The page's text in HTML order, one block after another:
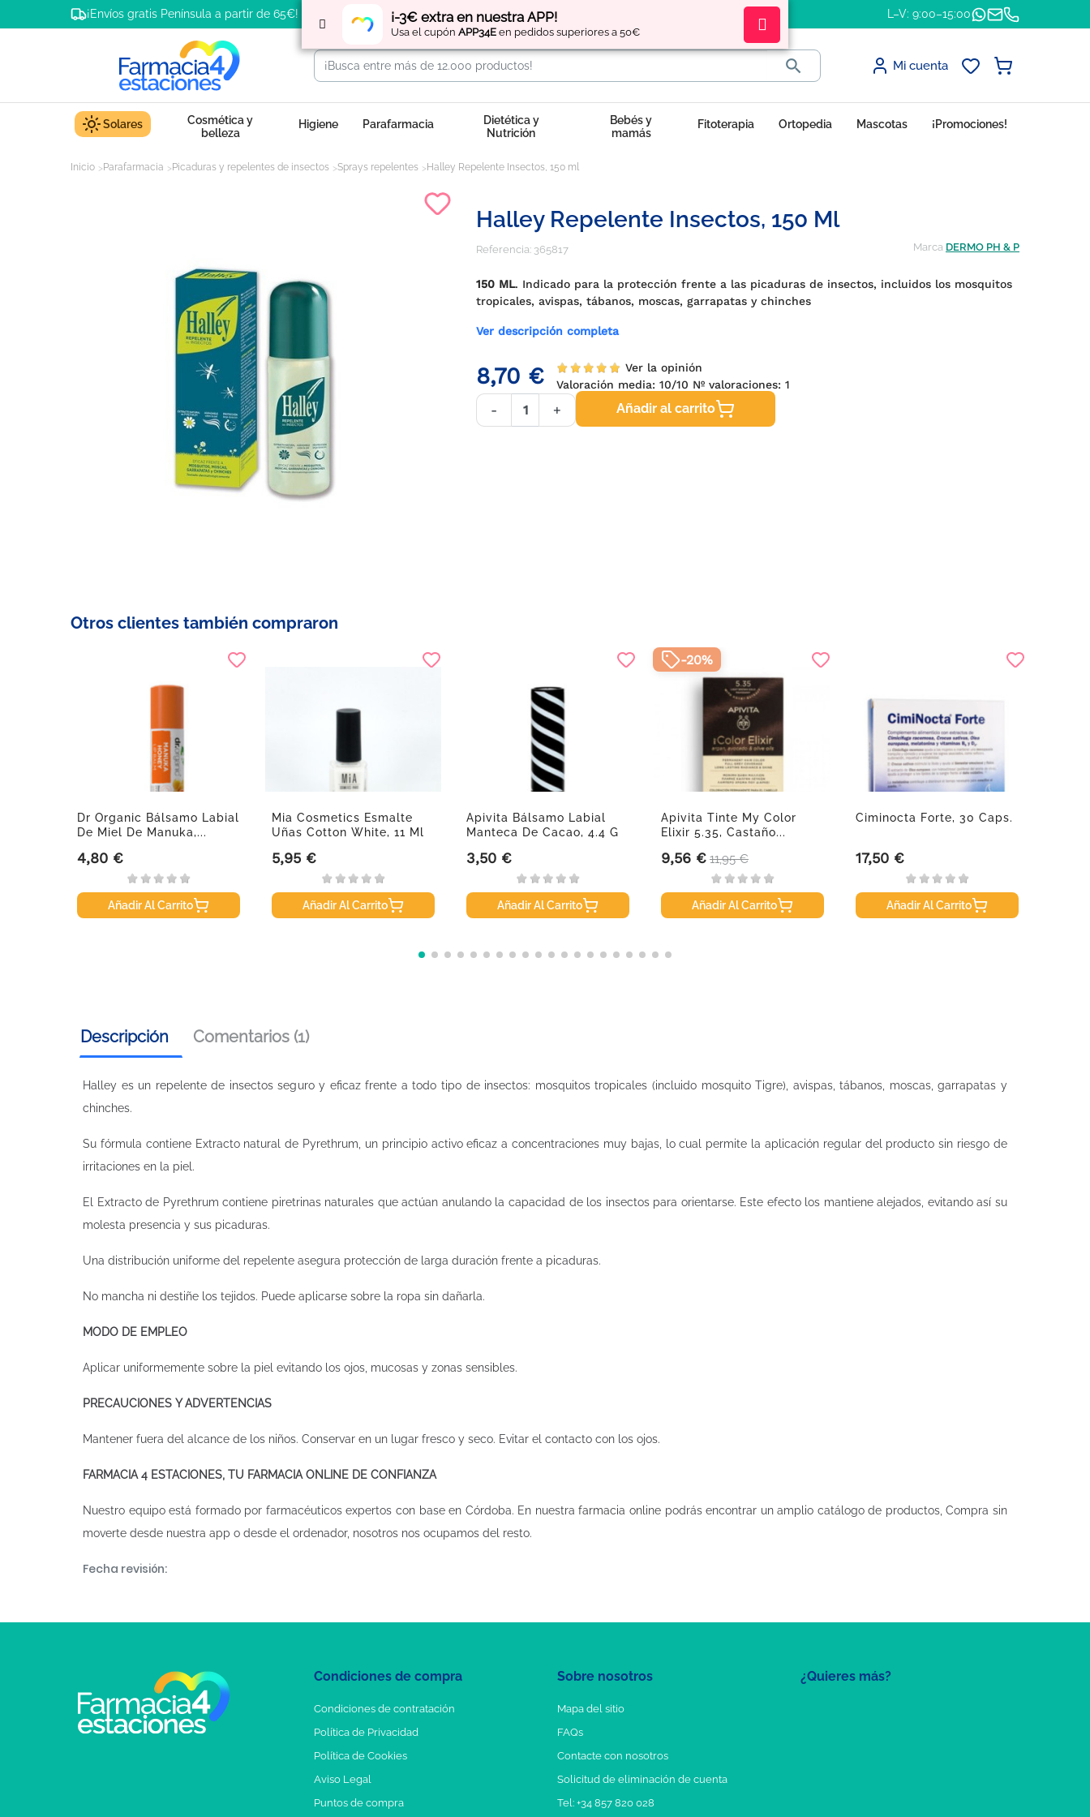
¡-3€ extra en nuestra APP!
Usa el cupón APP34E en pedidos superiores a 50€
¡Envíos gratis Península a partir de 65€! Regístratey obtén L–V: 9:00–15:00
 Mi cuenta
Solares
Cosmética y
belleza
Higiene Parafarmacia
Dietética y
Nutrición
Bebés y
mamás
Fitoterapia Ortopedia Mascotas ¡Promociones!
Inicio Parafarmacia Picaduras y repelentes de insectos Sprays repelentes Halley Repelente Insectos, 150 ml
Halley Repelente Insectos, 150 Ml
Referencia: 365817 Marca DERMO PH & P
150 ML. Indicado para la protección frente a las picaduras de insectos, incluidos los mosquitos
tropicales, avispas, tábanos, moscas, garrapatas y chinches
Ver descripción completa
8,70 €
Ver la opinión
Valoración media:10/10 Nº valoraciones:1
- + Añadir al carrito
Otros clientes también compraron
Dr Organic Bálsamo Labial
De Miel De Manuka,...
Precio
4,80 €
Añadir Al Carrito
Mia Cosmetics Esmalte
Uñas Cotton White, 11 Ml
Precio
5,95 €
Añadir Al Carrito
Apivita Bálsamo Labial
Manteca De Cacao, 4.4 G
Precio
3,50 €
Añadir Al Carrito
Apivita Tinte My Color
Elixir 5.35, Castaño...
Precio
9,56 € Precio base
11,95 €
Añadir Al Carrito
-20%
Ciminocta Forte, 30 Caps.
Precio
17,50 €
Añadir Al Carrito
Descripción Comentarios (1)
Halley es un repelente de insectos seguro y eficaz frente a todo tipo de insectos: mosquitos tropicales (incluido mosquito Tigre), avispas, tábanos, moscas, garrapatas y
chinches.
Su fórmula contiene Extracto natural de Pyrethrum, un principio activo eficaz a concentraciones muy bajas, lo cual permite la aplicación regular del producto sin riesgo de
irritaciones en la piel.
El Extracto de Pyrethrum contiene piretrinas naturales que actúan anulando la capacidad de los insectos para orientarse. Este efecto los mantiene alejados, evitando así su
molesta presencia y sus picaduras.
Una distribución uniforme del repelente asegura protección de larga duración frente a picaduras.
No mancha ni destiñe los tejidos. Puede aplicarse sobre la ropa sin dañarla.
MODO DE EMPLEO
Aplicar uniformemente sobre la piel evitando los ojos, mucosas y zonas sensibles.
PRECAUCIONES Y ADVERTENCIAS
Mantener fuera del alcance de los niños. Conservar en un lugar fresco y seco. Evitar el contacto con los ojos.
FARMACIA 4 ESTACIONES, TU FARMACIA ONLINE DE CONFIANZA
Nuestro equipo está formado por farmacéuticos expertos con base en Córdoba. En nuestrafarmacia onlinepodrás encontrar un amplio catálogo de productos, Compra sin
moverte desde nuestra app o desde el ordenador, nosotros nos ocupamos del resto.
Fecha revisión:
¿Quieres más?
Condiciones de compra
Condiciones de contratación
Política de Privacidad
Política de Cookies
Aviso Legal
Puntos de compra
Sobre nosotros
Mapa del sitio
FAQs
Contacte con nosotros
Solicitud de eliminación de cuenta
Tel: +34 857 820 028